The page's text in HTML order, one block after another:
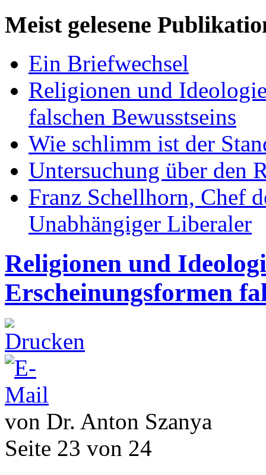
Meist gelesene
Ein Briefwechsel
Religionen und
falschen Bewusstseins
Wie schlimm ist der
Untersuchung über den
Franz Schellhorn, Chef
Unabhängiger Liberaler
Religionen und
Erscheinungsformen
von Dr. Anton Szanya
Seite 23 von 24